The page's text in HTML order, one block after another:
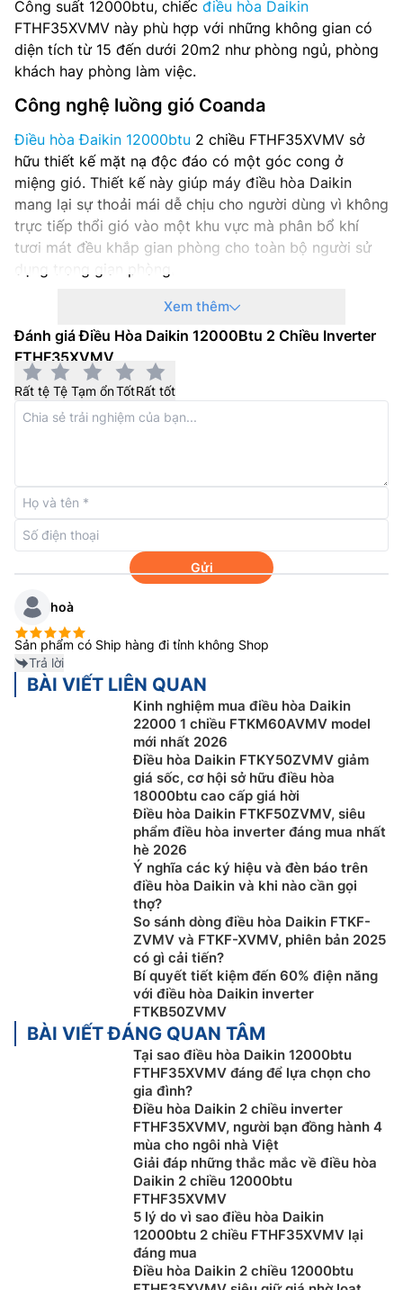
Công suất 12000btu, chiếc điều hòa Daikin
FTHF35XVMV này phù hợp với những không gian có
diện tích từ 15 đến dưới 20m2 như phòng ngủ, phòng
khách hay phòng làm việc.
Công nghệ luồng gió Coanda
Điều hòa Đaikin 12000btu 2 chiều FTHF35XVMV sở
hữu thiết kế mặt nạ độc đáo có một góc cong ở
miệng gió. Thiết kế này giúp máy điều hòa Daikin
mang lại sự thoải mái dễ chịu cho người dùng vì không
trực tiếp thổi gió vào một khu vực mà phân bổ khí
tươi mát đều khắp gian phòng cho toàn bộ người sử
Công nghệ inverter
Điều hòa Đaikin 2 chiều
FTHF35XVMV/RHF35XVMV sử
dụng máy nén Swing có thiết kế nguyên khối, chuyển
động quay tròn nhẹ nhàng giúp giảm đáng kể ma sát
và rung động khi vận hành, không rò rỉ môi chất làm
lạnh khi sử dụng. Nhờ vậy, máy nén Swing giúp tiết
kiệm chi phí sử dụng và vận hành êm hơn. Cụ thể, điều
hòa INVERTER giúp tiết kiệm dài hạn. Đồng thời, cải
tiến độ ồn dàn nóng và dàn lạnh giúp máy hoạt động
êm ái, duy trì nhiệt độ ổn định và đạt công suất tối ưu.
Phin lọc Enzyme Blue
Điều hòa Đaikin inverterFTHF35XVMV được trang bị
bộ lọc Enzyme Blue có tác dụng loại bỏ mùi hôi và
chất gây dị ứng, giảm vi khuẩn, giảm virus mang lại
bầu không khí trong lành cho gia đình bạn.
Xem thêm
Đánh giá Điều Hòa Daikin 12000Btu 2 Chiều Inverter
FTHF35XVMV
Rất tệ Tệ Tạm ổnTốtRất tốt
Gửi
hoà
Sản phẩm có Ship hàng đi tỉnh không Shop
Trả lời
BÀI VIẾT LIÊN QUAN
Kinh nghiệm mua điều hòa Daikin
22000 1 chiều FTKM60AVMV model
mới nhất 2026
Điều hòa Daikin FTKY50ZVMV giảm
giá sốc, cơ hội sở hữu điều hòa
18000btu cao cấp giá hời
Điều hòa Daikin FTKF50ZVMV, siêu
phẩm điều hòa inverter đáng mua nhất
hè 2026
Ý nghĩa các ký hiệu và đèn báo trên
điều hòa Daikin và khi nào cần gọi
thợ?
So sánh dòng điều hòa Daikin FTKF-
ZVMV và FTKF-XVMV, phiên bản 2025
có gì cải tiến?
Bí quyết tiết kiệm đến 60% điện năng
với điều hòa Daikin inverter
FTKB50ZVMV
BÀI VIẾT ĐÁNG QUAN TÂM
Tại sao điều hòa Daikin 12000btu
FTHF35XVMV đáng để lựa chọn cho
gia đình?
Điều hòa Daikin 2 chiều inverter
FTHF35XVMV, người bạn đồng hành 4
mùa cho ngôi nhà Việt
Giải đáp những thắc mắc về điều hòa
Daikin 2 chiều 12000btu
FTHF35XVMV
5 lý do vì sao điều hòa Daikin
12000btu 2 chiều FTHF35XVMV lại
đáng mua
Điều hòa Daikin 2 chiều 12000btu